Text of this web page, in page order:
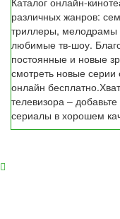
различных жанров:
триллеры,
любимые тв-шоу.
постоянные и новые
смотреть новые серии
онлайн
телевизора –
сериалы в хорошем